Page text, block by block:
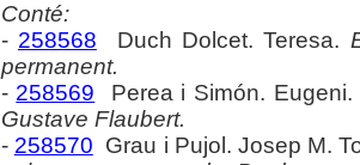
Conté:
- 258568 Duch Dolcet. Teresa.
permanent.
- 258569 Perea i Simón. Eugeni.
Gustave Flaubert.
- 258570 Grau i Pujol. Josep M.